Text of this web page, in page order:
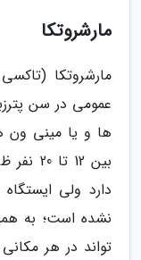
مارشروتکا
مارشروتکا
عمومی در سن
ها و یا مینی ون
بین
دارد ولی
نشده است؛ به
تواند در هر